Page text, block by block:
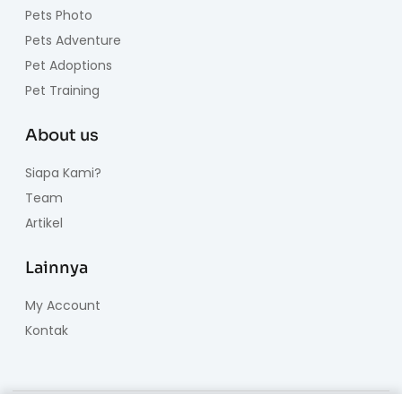
Pets Photo
Pets Adventure
Pet Adoptions
Pet Training
About us
Siapa Kami?
Team
Artikel
Lainnya
My Account
Kontak